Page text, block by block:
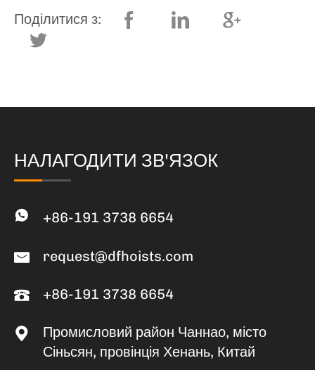
Поділитися з:
НАЛАГОДИТИ ЗВ'ЯЗОК
+86-191 3738 6654
request@dfhoists.com
+86-191 3738 6654
Промисловий район Чаннао, місто
Сіньсян, провінція Хенань, Китай